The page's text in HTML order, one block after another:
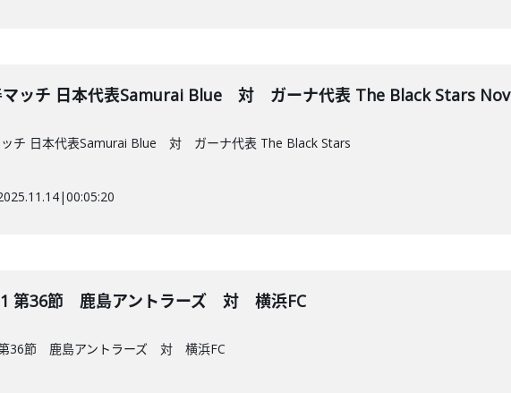
マッチ 日本代表Samurai Blue 対 ガーナ代表 The Black Stars Nov
ッチ 日本代表Samurai Blue 対 ガーナ代表 The Black Stars
|00:05:20
第36節 鹿島アントラーズ 対 横浜FC
第36節 鹿島アントラーズ 対 横浜FC